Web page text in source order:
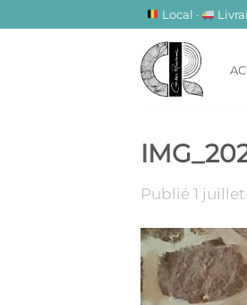
au
Local ·
Publié 1 juillet